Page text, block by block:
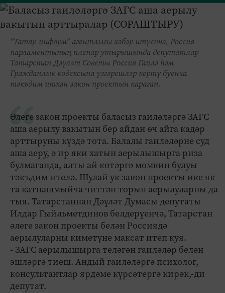
"Татар-информ" агентлыгы хәбәр итүенчә, Россия
парламентының пленар утырышында депутатлар
Татарстан Дәүләт Советы Россия Гаилә һәм
Гражданлык кодексына үзгәрешләр кертү буенча
тәкъдим иткән закон проектын караган.
Әлеге закон проекты баласыз гаиләләргә ЗАГС
аша аерылу вакытын бер айдан өч айга кадәр
арттыруны күздә тота. Балалы гаиләләрне суд
аша аеру, ә ир яки хатын аерылышырга риза
булмаганда, алты ай көтәргә мөмкин булуы
тәкъдим ителә. Шулай ук закон проекты ике як
та катнашмыйча читтән торып аерылуларны да
тыя. Татарстаннан Дәүләт Думасы депутаты
Илдар Гыйльметдинов белдерүенчә, Татарстан
әлеге закон проекты белән Россиядә
аерылуларны киметүне максат итеп куя.
- ЗАГС аерылышырга теләгән гаиләләр белән
эшләргә тиеш. Андый гаиләләргә психолог,
консультантлар ярдәме күрсәтергә кирәк,-ди
депутат.